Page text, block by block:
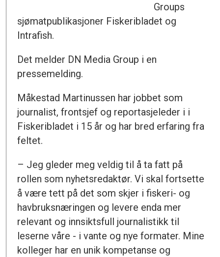
Groups
sjømatpublikasjoner Fiskeribladet og
Intrafish.
Det melder DN Media Group i en
pressemelding.
Måkestad Martinussen har jobbet som
journalist, frontsjef og reportasjeleder i i
Fiskeribladet i 15 år og har bred erfaring fra
feltet.
– Jeg gleder meg veldig til å ta fatt på
rollen som nyhetsredaktør. Vi skal fortsette
å være tett på det som skjer i fiskeri- og
havbruksnæringen og levere enda mer
relevant og innsiktsfull journalistikk til
leserne våre - i vante og nye formater. Mine
kolleger har en unik kompetanse og